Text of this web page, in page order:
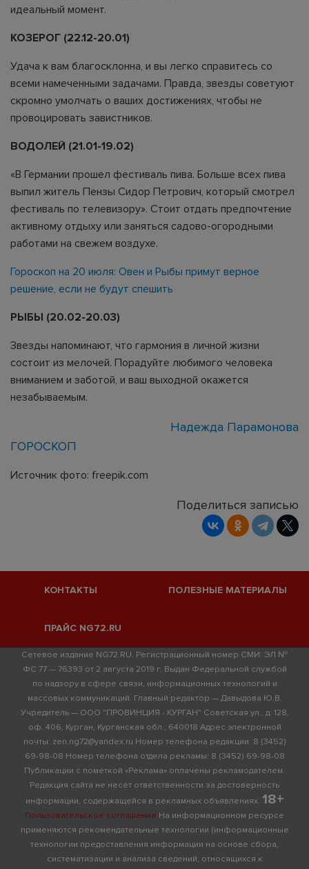
идеальный момент.
КОЗЕРОГ (22.12-20.01)
Удача к вам благосклонна, и вы легко справитесь со
всеми намеченными задачами. Правда, звезды советуют
скромно умолчать о ваших достижениях, чтобы не
провоцировать завистников.
ВОДОЛЕЙ (21.01-19.02)
«В Германии прошел фестиваль пива. Больше всех пива
выпил житель Пензы Сидор Петрович, который смотрел
фестиваль по телевизору». Стоит отдать предпочтение
активному отдыху или заняться садово-огородными
работами на свежем воздухе.
Гороскоп на 20 июля: Овен и Рыбы примут верное
решение, если не будут спешить
РЫБЫ (20.02-20.03)
Звезды напоминают, что гармония в личной жизни
состоит из мелочей. Порадуйте любимого человека
вниманием и заботой, и ваш выходной окажется
незабываемым.
Надежда Парамонова
ГОРОСКОП
Источник фото: freepik.com
Поделиться записью
КОНТАКТЫ ПОЛЕЗНЫЕ МАТЕРИАЛЫ
ПРАЙС NG72.RU
Сетевое издание NG72.RU. Регистрационный номер СМИ: ЭЛ №
ФС 77 — 76393 от 2 августа 2019 г. Выдан Федеральной службой
по надзору в сфере связи, информационных технологий и
массовых коммуникаций. Главный редактор — Давыдова Ю.В.
Учредитель — ООО "ПРОВИНЦИЯ - КУРГАН" Советская ул., д. 128,
оф. 406, Курган, Курганская обл., 640018 Адрес электронной
почты: zen.ng72@yandex.ru Номер телефона редакции: 8 (3452)
69-98-08 Номер телефона отдела рекламы: 8 (3452) 69-98-08
Публикации с пометкой «Реклама» оплачены рекламодателем.
Редакция сайта не несет ответственности за достоверность
информации, содержащейся в рекламных объявлениях. 18+
Пользовательское соглашение На информационном ресурсе
применяются рекомендательные технологии (информационные
технологии предоставления информации на основе сбора,
систематизации и анализа сведений, относящихся к